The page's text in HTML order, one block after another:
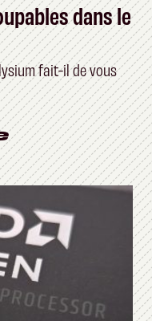
dans le
fait-il de vous